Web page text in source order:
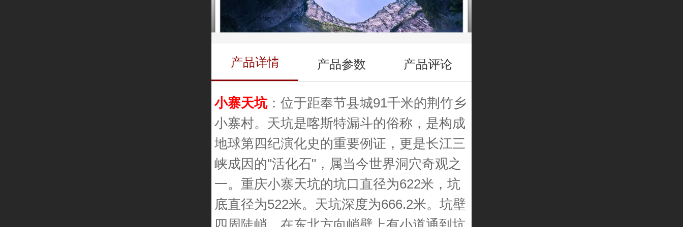
产品详情 产品参数 产品评论
小寨天坑：位于距奉节县城91千米的荆竹乡
小寨村。天坑是喀斯特漏斗的俗称，是构成
地球第四纪演化史的重要例证，更是长江三
峡成因的"活化石"，属当今世界洞穴奇观之
一。重庆小寨天坑的坑口直径为622米，坑
底直径为522米。天坑深度为666.2米。坑壁